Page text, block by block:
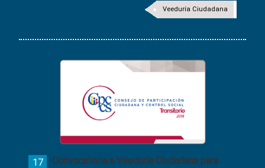
Veeduría Ciudadana
Convocatoria a Veeduría Ciudadana para
17